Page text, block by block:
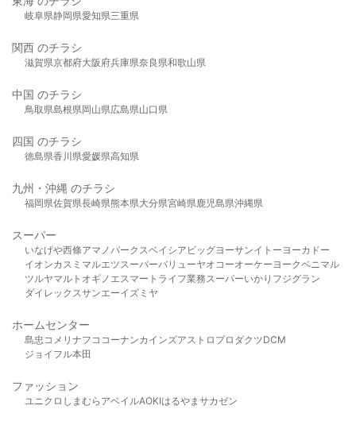
岐阜県静岡県愛知県三重県
関西 のチラシ
滋賀県京都府大阪府兵庫県奈良県和歌山県
中国 のチラシ
鳥取県島根県岡山県広島県山口県
四国 のチラシ
徳島県香川県愛媛県高知県
九州・沖縄 のチラシ
福岡県佐賀県長崎県熊本県大分県宮崎県鹿児島県沖縄県
スーパー
いなげや西條アマノパークスベイシア ビッグヨーサンイトーヨーカドー
イオンカスミ マルエツスーパーバリューヤオコーオーケー ヨークベニマル
ツルヤマルト オギノ エスマート ライフ業務スーパーいかり フジグラン
ダイレックスサンエーイズミヤ
ホームセンター
島忠 コメリ ナフコ コーナンカインズアストロプロダクツDCM
ジョイフル本田
ファッション
ユニクロ しまむら アベイルAOKIはるやま サカゼン